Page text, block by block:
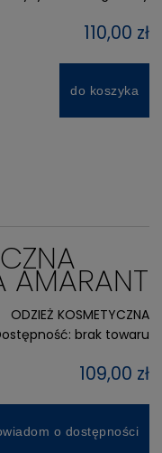
110,00 zł
do koszyka
AMARANT
ODZIEŻ KOSMETYCZNA
brak towaru
109,00 zł
o dostępności